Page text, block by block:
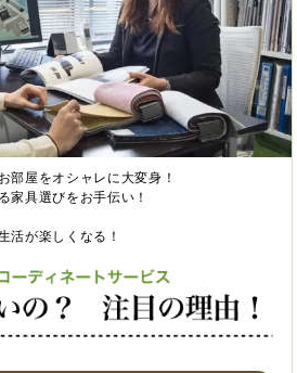
部屋をオシャレに大変身！
家具選びをお手伝い！
活が楽しくなる！